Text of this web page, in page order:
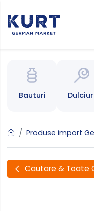
Bauturi
Produse import
Cautare & Toate